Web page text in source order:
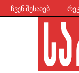
ჩვენ შესახებ